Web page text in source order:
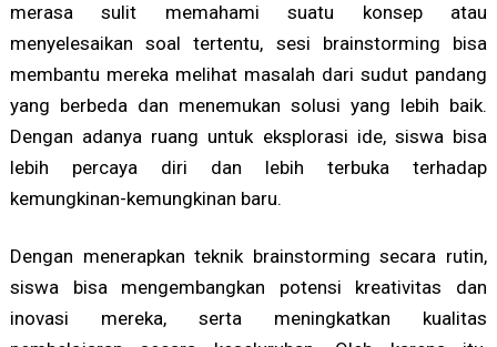
merasa sulit memahami suatu konsep atau
menyelesaikan soal tertentu, sesi brainstorming bisa
membantu mereka melihat masalah dari sudut pandang
yang berbeda dan menemukan solusi yang lebih baik.
Dengan adanya ruang untuk eksplorasi ide, siswa bisa
lebih percaya diri dan lebih terbuka terhadap
kemungkinan-kemungkinan baru.
Dengan menerapkan teknik brainstorming secara rutin,
siswa bisa mengembangkan potensi kreativitas dan
inovasi mereka, serta meningkatkan kualitas